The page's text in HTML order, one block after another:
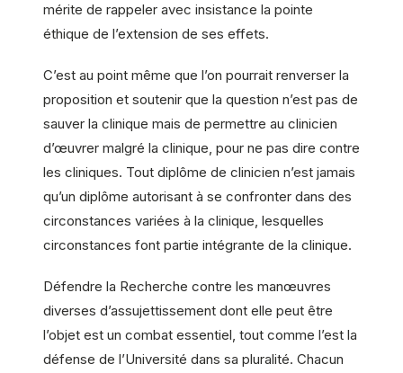
mérite de rappeler avec insistance la pointe
éthique de l’extension de ses effets.
C’est au point même que l’on pourrait renverser la
proposition et soutenir que la question n’est pas de
sauver la clinique mais de permettre au clinicien
d’œuvrer malgré la clinique, pour ne pas dire contre
les cliniques. Tout diplôme de clinicien n’est jamais
qu’un diplôme autorisant à se confronter dans des
circonstances variées à la clinique, lesquelles
circonstances font partie intégrante de la clinique.
Défendre la Recherche contre les manœuvres
diverses d’assujettissement dont elle peut être
l’objet est un combat essentiel, tout comme l’est la
défense de l’Université dans sa pluralité. Chacun